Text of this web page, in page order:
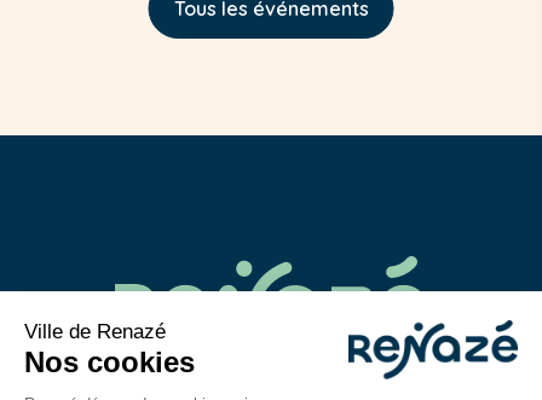
Tous les événements